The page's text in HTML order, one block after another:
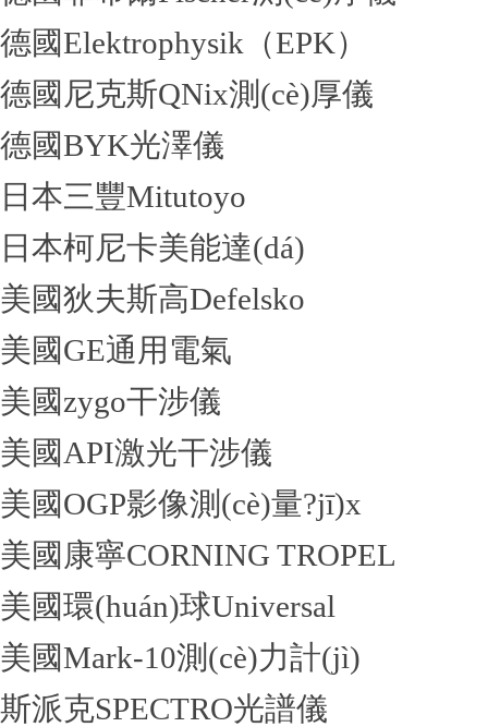
德國Elektrophysik（EPK）
德國尼克斯QNix測(cè)厚儀
德國BYK光澤儀
日本三豐Mitutoyo
日本柯尼卡美能達(dá)
美國狄夫斯高Defelsko
美國GE通用電氣
美國zygo干涉儀
美國API激光干涉儀
美國OGP影像測(cè)量?jī)x
美國康寧CORNING TROPEL
美國環(huán)球Universal
美國Mark-10測(cè)力計(jì)
斯派克SPECTRO光譜儀